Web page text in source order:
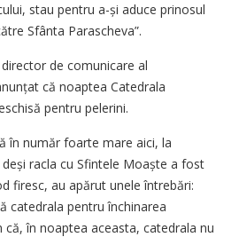
stau pentru a-și aduce prinosul
Sfânta Parascheva”.
de comunicare al
că noaptea Catedrala
pentru pelerini.
în număr foarte mare aici, la
racla cu Sfintele Moaște a fost
firesc, au apărut unele întrebări:
catedrala pentru închinarea
că, în noaptea aceasta, catedrala nu